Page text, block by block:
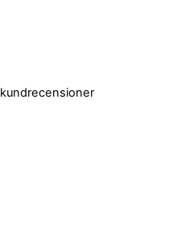
kundrecensioner